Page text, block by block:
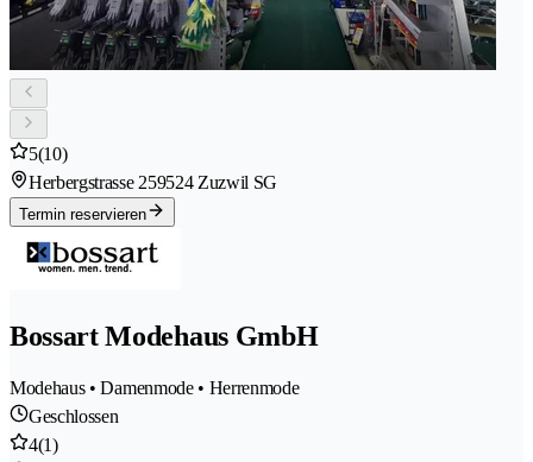
5(10)
Herbergstrasse 259524 Zuzwil SG
Termin reservieren
Bossart Modehaus GmbH
Modehaus • Damenmode • Herrenmode
Geschlossen
4(1)